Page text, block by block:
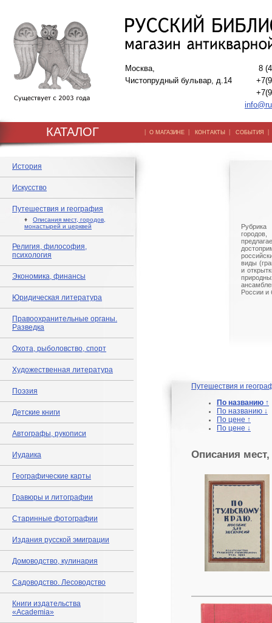
Москва,
Чистопрудный бульвар, д.14
8
КАТАЛОГ | О МАГАЗИНЕ | КОНТАКТЫ | СОБЫТИЯ
История
Искусство
Путешествия и география
♦ Описания мест, городов,
монастырей и церквей
Религия, философия,
психология
Экономика, финансы
Юридическая литература
Правоохранительные органы.
Разведка
Охота, рыболовство, спорт
Художественная литература
Поэзия
Детские книги
Автографы, рукописи
Иудаика
Географические карты
Гравюры и литографии
Старинные фотографии
Издания русской эмиграции
Домоводство, кулинария
Садоводство. Лесоводство
Книги издательства
«Academia»
виды
и
России и
Путешествия и
По названию ↑
По названию ↓
По цене ↑
По цене ↓
Описания